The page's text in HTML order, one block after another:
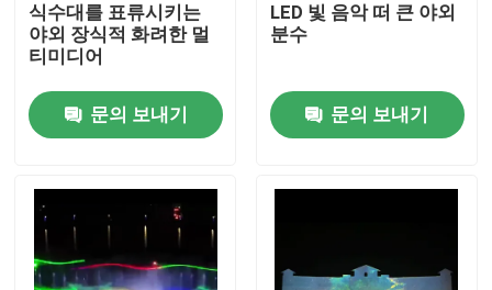
홈
식수대를 표류시키는
야외 장식적 화려한 멀
티미디어
문의 보내기
LED 빛 음악 떠 큰 야외
분수
문의 보내기